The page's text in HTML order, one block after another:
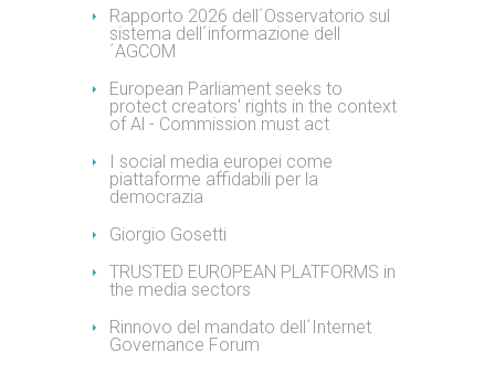
Rapporto 2026 dell´Osservatorio sul
sistema dell´informazione dell
´AGCOM
European Parliament seeks to
protect creators' rights in the context
of Al - Commission must act
I social media europei come
piattaforme affidabili per la
democrazia
Giorgio Gosetti
TRUSTED EUROPEAN PLATFORMS in
the media sectors
Rinnovo del mandato dell´Internet
Governance Forum